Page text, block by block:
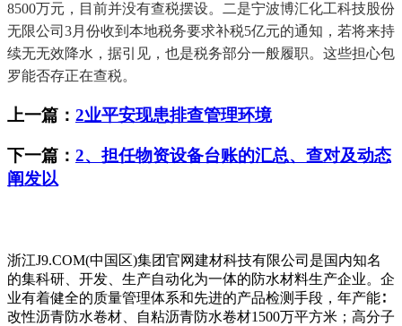
8500万元，目前并没有查税摆设。二是宁波博汇化工科技股份
无限公司3月份收到本地税务要求补税5亿元的通知，若将来持
续无无效降水，据引见，也是税务部分一般履职。这些担心包
罗能否存正在查税。
上一篇： 2业平安现患排查管理环境
下一篇： 2、担任物资设备台账的汇总、查对及动态
阐发以
浙江J9.COM(中国区)集团官网建材科技有限公司是国内知名
的集科研、开发、生产自动化为一体的防水材料生产企业。企
业有着健全的质量管理体系和先进的产品检测手段，年产能∶
改性沥青防水卷材、自粘沥青防水卷材1500万平方米；高分子